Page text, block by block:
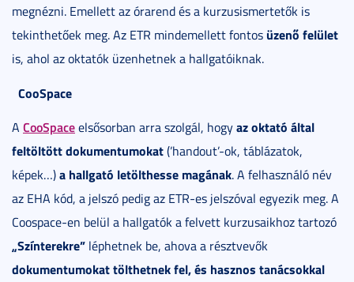
megnézni. Emellett az órarend és a kurzusismertetők is
tekinthetőek meg. Az ETR mindemellett fontosüzenő felület
is, ahol az oktatók üzenhetnek a hallgatóiknak.
CooSpace
A CooSpaceelsősorban arra szolgál, hogyaz oktató által
feltöltött dokumentumokat(’handout’-ok, táblázatok,
képek…)a hallgató letölthesse magának. A felhasználó név
az EHA kód, a jelszó pedig az ETR-es jelszóval egyezik meg. A
Coospace-en belül a hallgatók a felvett kurzusaikhoz tartozó
„Színterekre” léphetnek be, ahova a résztvevők
dokumentumokat tölthetnek fel, és hasznos tanácsokkal